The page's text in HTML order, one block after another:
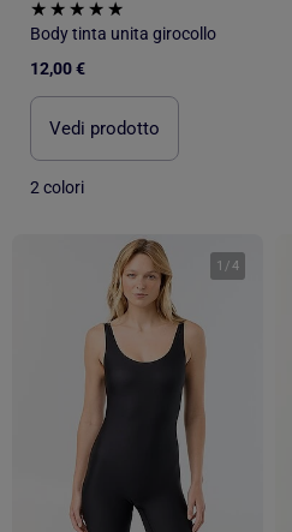
Body tinta unita girocollo
12,00 €
Vedi prodotto
2 colori
1 /4